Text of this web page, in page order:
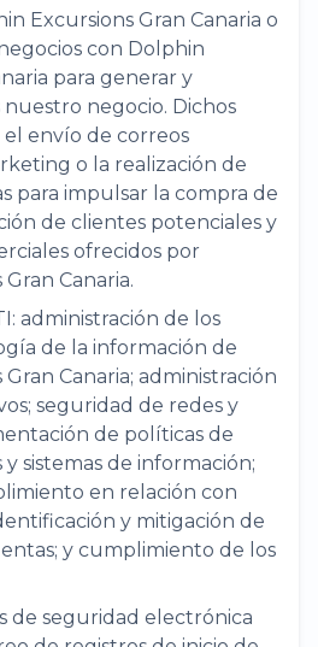
Excursions Gran Canaria o
con Dolphin
para generar y
negocio. Dichos
envío de correos
o la realización de
para impulsar la compra de
de clientes potenciales y
ofrecidos por
Canaria.
administración de los
de la información de
Canaria; administración
seguridad de redes y
de políticas de
sistemas de información;
en relación con
y mitigación de
y cumplimiento de los
de seguridad electrónica